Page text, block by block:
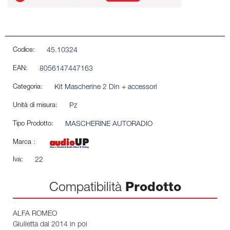
Codice: 45.10324
EAN: 8056147447163
Categoria: Kit Mascherine 2 Din + accessori
Unità di misura: Pz
Tipo Prodotto: MASCHERINE AUTORADIO
Marca :
Iva: 22
Compatibilità Prodotto
ALFA ROMEO
Giulietta dal 2014 in poi